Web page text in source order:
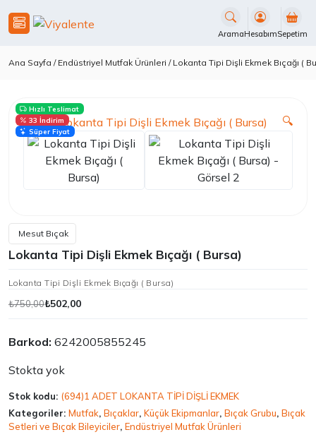
Geç
AramaHesabımSepetim
Ana Sayfa / Endüstriyel Mutfak Ürünleri / Lokanta Tipi Dişli Ekmek Bıçağı (
🔍
Mesut Bıçak
Lokanta Tipi Dişli Ekmek Bıçağı ( Bursa)
Lokanta Tipi Dişli Ekmek Bıçağı ( Bursa)
₺750,00
Orijinal
₺750,00.
₺502,00
Şu
fiyat:
₺502,00.
Hızlı Teslimat
33 İndirim
Süper Fiyat
Barkod: 6242005855245
Stokta yok
Stok kodu: (694)1 ADET LOKANTA TİPİ DİŞLİ EKMEK
Kategoriler: Mutfak, Bıçaklar, Küçük Ekipmanlar, Bıçak Grubu, Bıçak
Setleri ve Bıçak Bileyiciler, Endüstriyel Mutfak Ürünleri